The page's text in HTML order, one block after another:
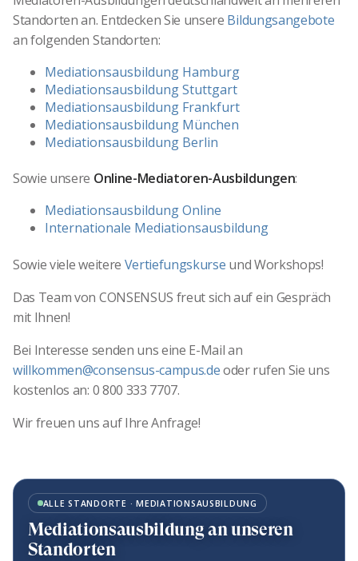
Standorten an. Entdecken Sie unsere Bildungsangebote
an folgenden Standorten:
Mediationsausbildung Hamburg
Mediationsausbildung Stuttgart
Mediationsausbildung Frankfurt
Mediationsausbildung München
Mediationsausbildung Berlin
Sowie unsere Online-Mediatoren-Ausbildungen:
Mediationsausbildung Online
Internationale Mediationsausbildung
Sowie viele weitere Vertiefungskurse und Workshops!
Das Team von CONSENSUS freut sich auf ein Gespräch
mit Ihnen!
Bei Interesse senden uns eine E-Mail an
willkommen@consensus-campus.deoder rufen Sie uns
kostenlos an: 0 800 333 7707.
Wir freuen uns auf Ihre Anfrage!
ALLE STANDORTE · MEDIATIONSAUSBILDUNG
Mediationsausbildung an unseren
Standorten